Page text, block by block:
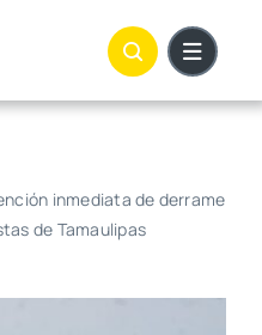
inmediata de derrame
de Tamaulipas